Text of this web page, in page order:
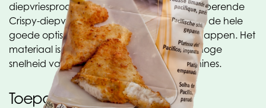
diepvriesproducten is de glanzende en knisperende
Crispy-diepvriesfolie zeer geschikt. Het heeft de hele
goede optische en mechanische eigenschappen. Het
materiaal is geschikt voor verwerking met hoge
snelheid van de hedendaagse afvulmachines.
Toepassingen